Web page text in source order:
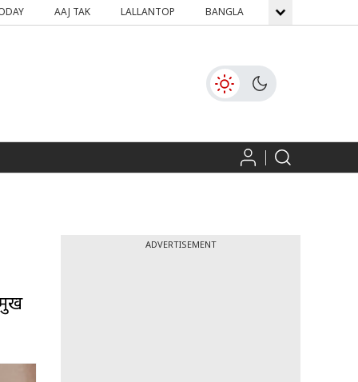
AAJ TAK LALLANTOP BANGLA GNTTV
ADVERTISEMENT